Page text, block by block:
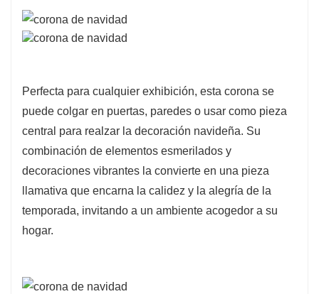
Perfecta para cualquier exhibición, esta corona se
puede colgar en puertas, paredes o usar como pieza
central para realzar la decoración navideña. Su
combinación de elementos esmerilados y
decoraciones vibrantes la convierte en una pieza
llamativa que encarna la calidez y la alegría de la
temporada, invitando a un ambiente acogedor a su
hogar.